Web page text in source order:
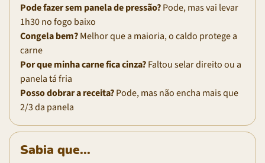
Pode fazer sem panela de pressão?Pode, mas vai levar
1h30 no fogo baixo
Congela bem?Melhor que a maioria, o caldo protege a
carne
Por que minha carne fica cinza?Faltou selar direito ou a
panela tá fria
Posso dobrar a receita?Pode, mas não encha mais que
2/3 da panela
Sabia que...